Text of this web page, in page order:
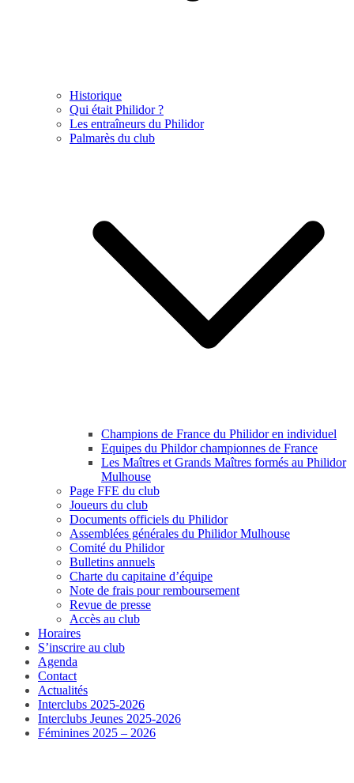
Historique
Qui était Philidor ?
Les entraîneurs du Philidor
Palmarès du club
Champions de France du Philidor en individuel
Equipes du Phildor championnes de France
Les Maîtres et Grands Maîtres formés au Philidor
Mulhouse
Page FFE du club
Joueurs du club
Documents officiels du Philidor
Assemblées générales du Philidor Mulhouse
Comité du Philidor
Bulletins annuels
Charte du capitaine d’équipe
Note de frais pour remboursement
Revue de presse
Accès au club
Horaires
S’inscrire au club
Agenda
Contact
Actualités
Interclubs 2025-2026
Interclubs Jeunes 2025-2026
Féminines 2025 – 2026